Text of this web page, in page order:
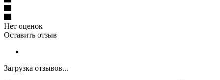
Нет оценок
Оставить отзыв
Загрузка отзывов...